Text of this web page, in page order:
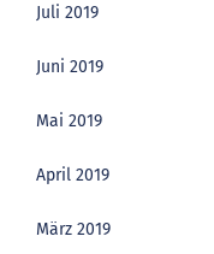
Juli 2019
Juni 2019
Mai 2019
April 2019
März 2019